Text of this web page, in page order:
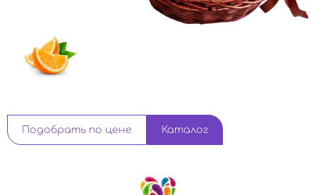
Подобрать по цене Каталог